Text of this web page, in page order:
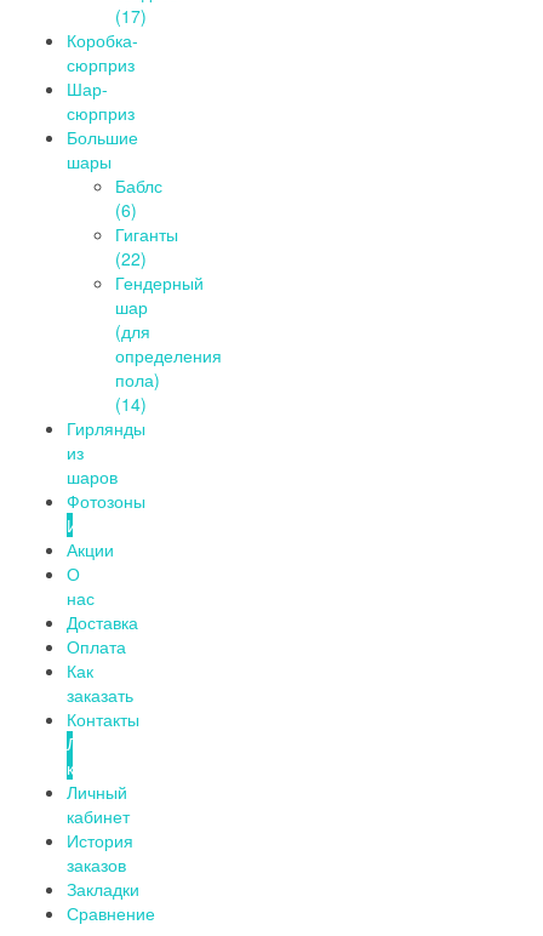
(17)
Коробка-
сюрприз
Шар-
сюрприз
Большие
шары
Баблс
(6)
Гиганты
(22)
Гендерный
шар
(для
определения
пола)
(14)
Гирлянды
из
шаров
Фотозоны
Информация
Акции
О
нас
Доставка
Оплата
Как
заказать
Контакты
Личный
кабинет
Личный
кабинет
История
заказов
Закладки
Сравнение